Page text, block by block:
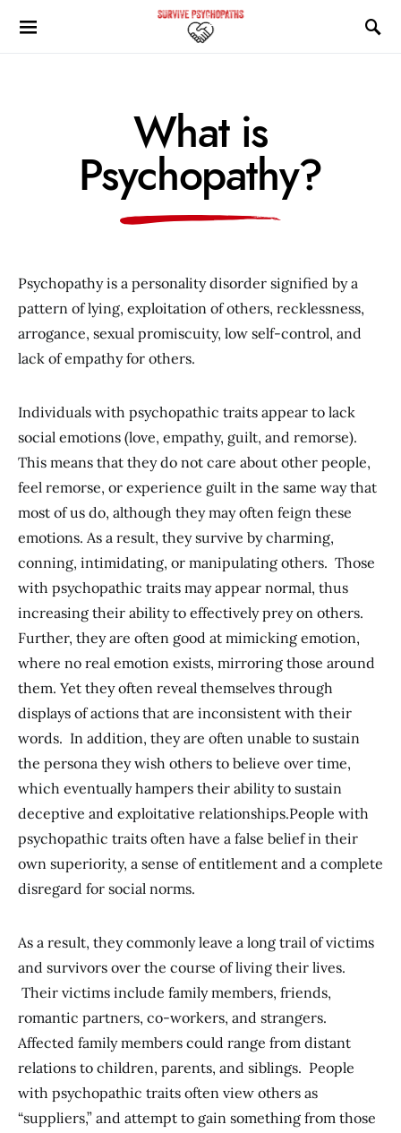
What is
Psychopathy?
Psychopathy is a personality disorder signified by a
pattern of lying, exploitation of others, recklessness,
arrogance, sexual promiscuity, low self-control, and
lack of empathy for others.
Individuals with psychopathic traits appear to lack
social emotions (love, empathy, guilt, and remorse).
This means that they do not care about other people,
feel remorse, or experience guilt in the same way that
most of us do, although they may often feign these
emotions. As a result, they survive by charming,
conning, intimidating, or manipulating others. Those
with psychopathic traits may appear normal, thus
increasing their ability to effectively prey on others.
Further, they are often good at mimicking emotion,
where no real emotion exists, mirroring those around
them. Yet they often reveal themselves through
displays of actions that are inconsistent with their
words. In addition, they are often unable to sustain
the persona they wish others to believe over time,
which eventually hampers their ability to sustain
deceptive and exploitative relationships.People with
psychopathic traits often have a false belief in their
own superiority, a sense of entitlement and a complete
disregard for social norms.
As a result, they commonly leave a long trail of victims
and survivors over the course of living their lives.
Their victims include family members, friends,
romantic partners, co-workers, and strangers.
Affected family members could range from distant
relations to children, parents, and siblings. People
with psychopathic traits often view others as
“suppliers,” and attempt to gain something from those